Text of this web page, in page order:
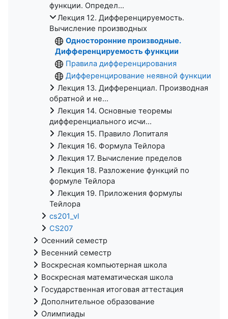
функции. Определ...
Лекция 12. Дифференцируемость.
Вычисление производных
Односторонние производные.
Дифференцируемость функции
Правила дифференцирования
Дифференцирование неявной функции
Лекция 13. Дифференциал. Производная
обратной и не...
Лекция 14. Основные теоремы
дифференциального исчи...
Лекция 15. Правило Лопиталя
Лекция 16. Формула Тейлора
Лекция 17. Вычисление пределов
Лекция 18. Разложение функций по
формуле Тейлора
Лекция 19. Приложения формулы
Тейлора
cs201_vl
CS207
Осенний семестр
Весенний семестр
Воскресная компьютерная школа
Воскресная математическая школа
Государственная итоговая аттестация
Дополнительное образование
Олимпиады